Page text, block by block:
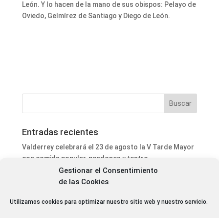
Gestionar el Consentimiento
de las Cookies
Utilizamos cookies para optimizar nuestro sitio web y nuestro servicio.
León. Y lo hacen de la mano de sus obispos: Pelayo de
Oviedo, Gelmírez de Santiago y Diego de León.
Entradas recientes
Valderrey celebrará el 23 de agosto la V Tarde Mayor
con comida popular, pendones y teatro
Informativo Matinal Cope Astorga 08.24 horas 6 de
Agosto 2026
El bar “El Jardín” busca nuevo gestor tras la renuncia